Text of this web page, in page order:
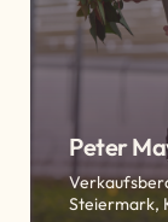
Peter
Steiermark,